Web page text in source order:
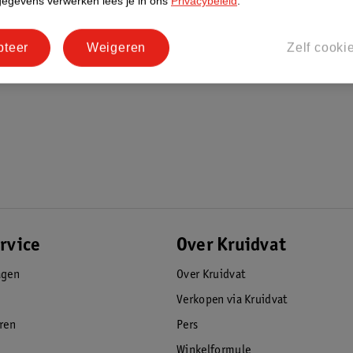
Over Kruidvat
Over Kruidvat
Verkopen via Kruidvat
Pers
Zelf
Weigeren